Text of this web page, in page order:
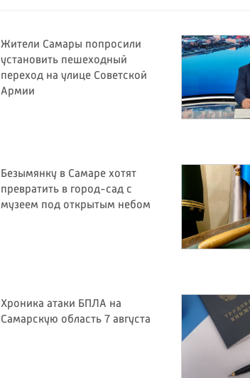
Жители Самары попросили
установить пешеходный
переход на улице Советской
Армии
Безымянку в Самаре хотят
превратить в город-сад с
музеем под открытым небом
Хроника атаки БПЛА на
Самарскую область 7 августа